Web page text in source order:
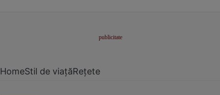
HomeStil de viațăRețete